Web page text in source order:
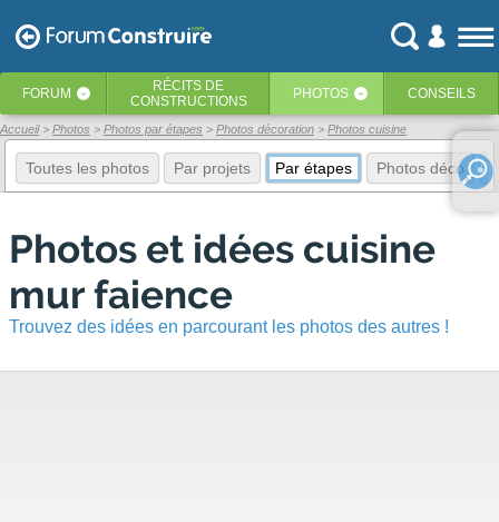
FORUM ‹ RÉCITS DE
CONSTRUCTIONS
PHOTOS ‹ CONSEILS
Accueil Photos Photos par étapes Photos décoration Photos cuisine
Toutes les photos Par projets Par étapes Photos déco
Photos et idées cuisine
mur faience
Trouvez des idées en parcourant les photos des autres !